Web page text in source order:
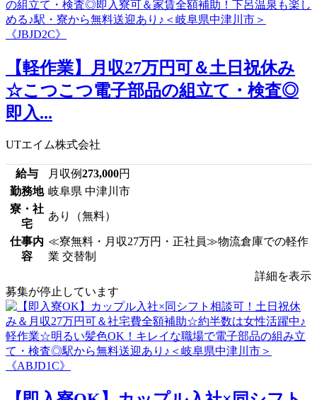
【軽作業】月収27万円可＆土日祝休み
☆こつこつ電子部品の組立て・検査◎
即入...
UTエイム株式会社
給与 月収例273,000円
勤務地 岐阜県 中津川市
寮・社
宅
あり（無料）
仕事内
容
≪寮無料・月収27万円・正社員≫物流倉庫での軽作
業 交替制
詳細を表示
募集が停止しています